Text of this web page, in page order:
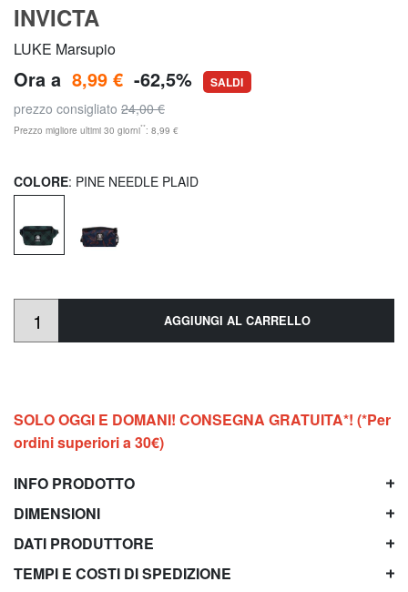
INVICTA
LUKE Marsupio
Ora a 8,99 € -62,5% SALDI
prezzo consigliato 24,00 €
Prezzo migliore ultimi 30 giorni**: 8,99 €
COLORE: PINE NEEDLE PLAID
AGGIUNGI AL CARRELLO
SOLO OGGI E DOMANI! CONSEGNA GRATUITA*! (*Per
ordini superiori a 30€)
INFO PRODOTTO
DIMENSIONI
DATI PRODUTTORE
TEMPI E COSTI DI SPEDIZIONE